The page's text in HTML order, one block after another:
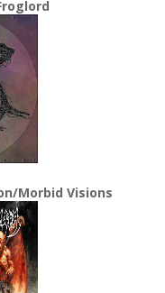
Morbid Visions